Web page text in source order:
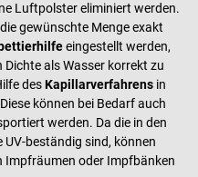
Luftpolster eliminiert werden.
gewünschte Menge exakt
eingestellt werden,
als Wasser korrekt zu
desKapillarverfahrens in
können bei Bedarf auch
werden. Da die in den
beständig sind, können
Impfräumen oder Impfbänken